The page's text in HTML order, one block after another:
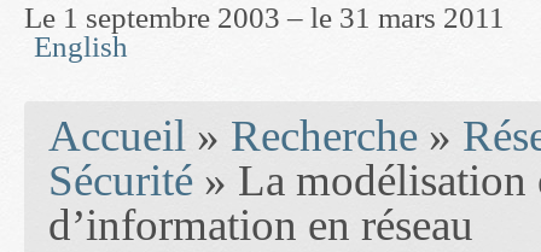
Le 1 septembre 2003 – le 31 mars 2011
English
Accueil » Recherche »
Sécurité » La modélisation
d’information en réseau